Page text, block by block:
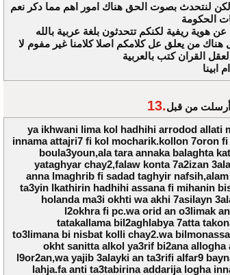
لكن لنتحدث بصوت الحق هناك امور اهم مما دكر نعم
الحكومة
هوية ريفية لكنكم تتحدثون بلغة عربية بالله
هناك من يعلق عل كلامكم اصلا كلامنا غير مفوم لا
القران كتب بالعربية
ابينا
13.
ya ikhwani lima kol hadhihi arrodod allati
innama attajri7 fi kol mocharik.kollon 7oron
boula3youn,ala tara annaka balaghta
yataghyar chay2,falaw konta 7a2izan
anna lmaghrib fi sadad taghyir
ta3yin lkathirin hadhihi assana fi mihanin
holanda ma3i okhti wa akhi 7asilayn
l2okhra fi pc.wa orid an o3limak
tatakallama bil2aghlabya 7atta
to3limana bi nisbat kolli chay2.wa
okht sanitta alkol ya3rif bi2ana allogha
l9or2an,wa yajib 3alayki an ta3rifi alfar9
lahja.fa anti ta3tabirina addarija logha